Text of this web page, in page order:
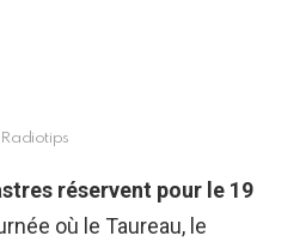
réservent pour le 19
où le Taureau, le